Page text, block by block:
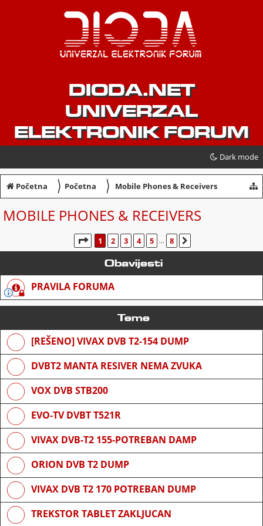
DIODA.NET
UNIVERZAL
ELEKTRONIK FORUM
Dark mode
Početna 〉 Početna 〉 Mobile Phones & Receivers
MOBILE PHONES & RECEIVERS
STRANICA: /8
1 2 3 4 5 ... 8
Obavijesti
PRAVILA FORUMA
Teme
[REŠENO] VIVAX DVB T2-154 DUMP
DVBT2 MANTA RESIVER NEMA ZVUKA
VOX DVB STB200
EVO-TV DVBT T521R
VIVAX DVB-T2 155-POTREBAN DAMP
ORION DVB T2 DUMP
VIVAX DVB T2 170 POTREBAN DUMP
TREKSTOR TABLET ZAKLJUCAN